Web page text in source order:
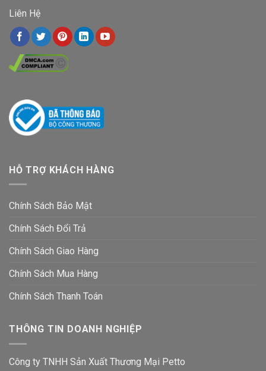
Liên Hệ
HỖ TRỢ KHÁCH HÀNG
Chính Sách Bảo Mật
Chính Sách Đổi Trả
Chính Sách Giao Hàng
Chính Sách Mua Hàng
Chính Sách Thanh Toán
THÔNG TIN DOANH NGHIỆP
Công ty TNHH Sản Xuất Thương Mại Petto